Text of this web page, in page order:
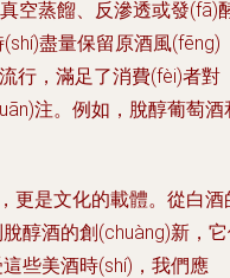
空蒸餾、反滲透或發(fā)
盡量保留原酒風(fēng)
行，滿足了消費(fèi)者對
注。例如，脫醇葡萄酒
更是文化的載體。從白酒
醇酒的創(chuàng)新，
些美酒時(shí)，我們應